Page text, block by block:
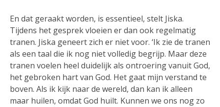
En dat geraakt worden, is essentieel, stelt Jiska.
Tijdens het gesprek vloeien er dan ook regelmatig
tranen. Jiska geneert zich er niet voor. ‘Ik zie de tranen
als een taal die ik nog niet volledig begrijp. Maar deze
tranen voelen heel duidelijk als ontroering vanuit God,
het gebroken hart van God. Het gaat mijn verstand te
boven. Als ik kijk naar de wereld, dan kan ik alleen
maar huilen, omdat God huilt. Kunnen we ons nog zo